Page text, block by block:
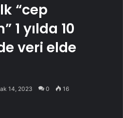
“cep
1 yılda 10
veri elde
14, 2023 0 16